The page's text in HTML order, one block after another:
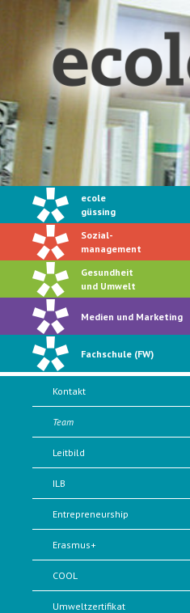
ecole
güssing
Sozial-
management
Gesundheit
und Umwelt
Medien und Marketing
Fachschule (FW)
Kontakt
Team
Leitbild
ILB
Entrepreneurship
Erasmus+
COOL
Umweltzertifikat